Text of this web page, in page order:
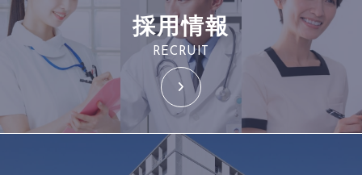
採用情報
RECRUIT